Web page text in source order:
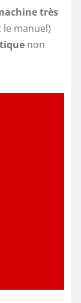
très
le manuel)
non